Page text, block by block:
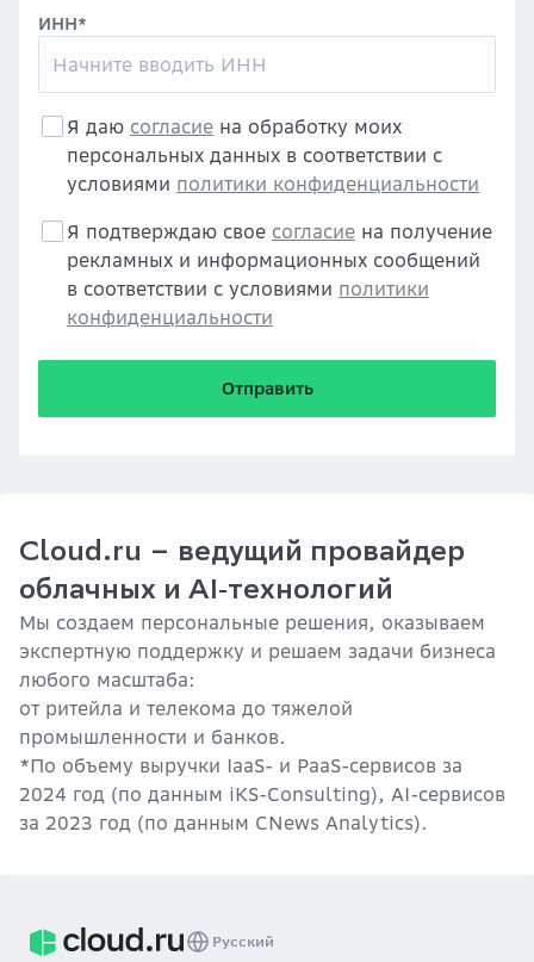
ИНН*
Я даю согласие на обработку моих
персональных данных в соответствии с
условиями политики конфиденциальности
Я подтверждаю свое согласие на получение
рекламных и информационных сообщений
в соответствии с условиями политики
конфиденциальности
Отправить
Cloud.ru – ведущий провайдер
облачных и AI‑технологий
Мы создаем персональные решения, оказываем
экспертную поддержку и решаем задачи бизнеса
любого масштаба:
от ритейла и телекома до тяжелой
промышленности и банков.
*По объему выручки IaaS- и PaaS-сервисов за
2024 год (по данным iKS-Consulting), AI-сервисов
за 2023 год (по данным CNews Analytics).
Русский